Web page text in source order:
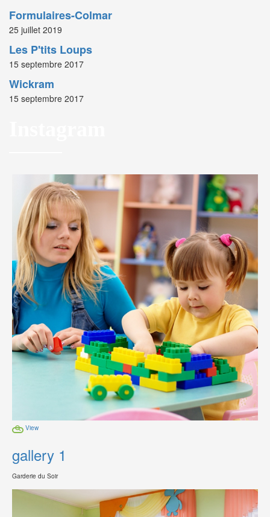
Formulaires-Colmar
25 juillet 2019
Les P'tits Loups
15 septembre 2017
Wickram
15 septembre 2017
View
gallery 1
Garderie du Soir